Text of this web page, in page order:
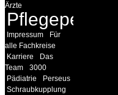
Ärzte
Impressum
Für
alle Fachkreise
Karriere
Das
Team
3000
Pädiatrie
Perseus
Schraubkupplung